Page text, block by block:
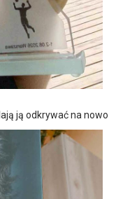
ją odkrywać na nowo